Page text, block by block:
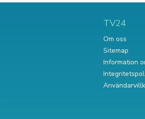
TV24
Om oss
Sitemap
Information